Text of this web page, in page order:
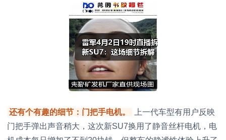
还有个有趣的细节：门把手电机。
上一代车型有用户反映
门把手弹出声音稍大，这次新SU7换用了静音丝杆电机，电